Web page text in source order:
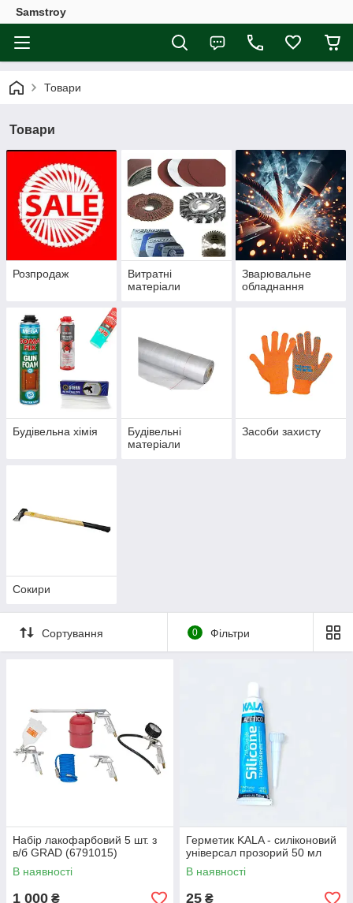
Samstroy
Товари
Товари
Розпродаж
Витратні
матеріали
Зварювальне
обладнання
Будівельна хімія
Будівельні
матеріали
Засоби захисту
Сокири
Сортування 0 Фільтри
Набір лакофарбовий 5 шт. з
в/б GRAD (6791015)
В наявності
1 000 ₴
Герметик KALA - силіконовий
універсал прозорий 50 мл
В наявності
25 ₴